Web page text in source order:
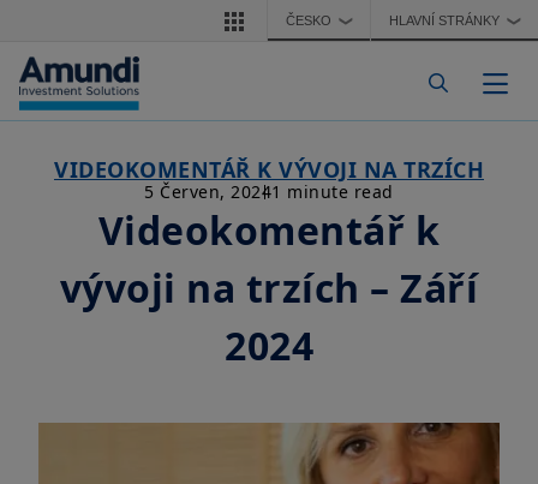
Přejít k hlavnímu obsahu ČESKO ❯ HLAVNÍ STRÁNKY ❯
VIDEOKOMENTÁŘ K VÝVOJI NA TRZÍCH
5 Červen, 20241 minute read
Videokomentář k
vývoji na trzích – Září
2024